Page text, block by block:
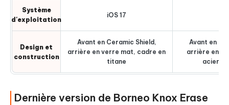
Système
d'exploitation
iOS 17
Design et
construction
Avant en Ceramic Shield,
arrière en verre mat, cadre en
titane
Avant en
arrière en
acier
Dernière version de Borneo Knox Erase